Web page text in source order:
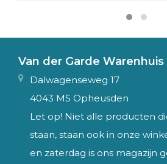
Van der Garde Warenhuis
Dalwagenseweg 17
4043 MS Opheusden
Let op! Niet alle producten
staan, staan ook in onze
en zaterdag is ons magazijn